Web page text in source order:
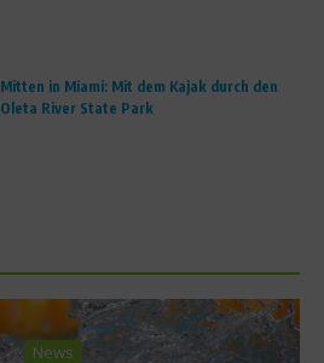
Mitten in Miami: Mit dem Kajak durch den
Oleta River State Park
Sports Inside